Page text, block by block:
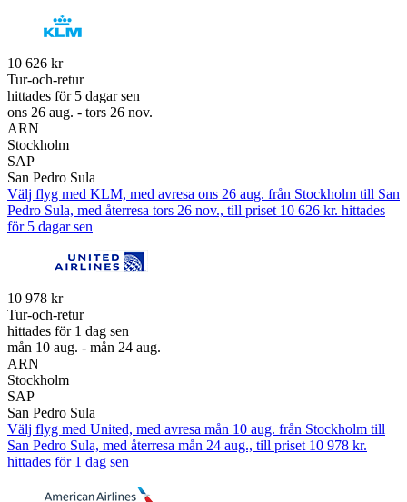
10 626 kr
Tur-och-retur
hittades för 5 dagar sen
ons 26 aug. - tors 26 nov.
ARN
Stockholm
SAP
San Pedro Sula
Välj flyg med KLM, med avresa ons 26 aug. från Stockholm till San
Pedro Sula, med återresa tors 26 nov., till priset 10 626 kr. hittades
för 5 dagar sen
10 978 kr
Tur-och-retur
hittades för 1 dag sen
mån 10 aug. - mån 24 aug.
ARN
Stockholm
SAP
San Pedro Sula
Välj flyg med United, med avresa mån 10 aug. från Stockholm till
San Pedro Sula, med återresa mån 24 aug., till priset 10 978 kr.
hittades för 1 dag sen